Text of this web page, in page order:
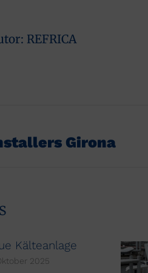
REFRICA
Girona
Kälteanlage
2025